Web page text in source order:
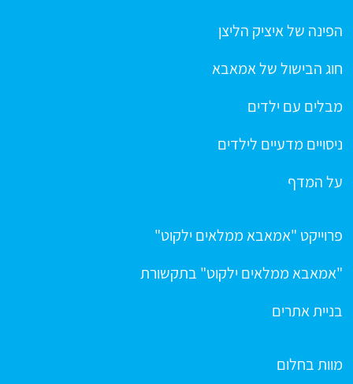
הפינה של איציק הליצן
חוג הבישול של אמאבא
מבלים עם ילדים
ניסויים מדעיים לילדים
על המדף
פרוייקט "אמאבא ממלאים ילקוט"
"אמאבא ממלאים ילקוט" בתקשורת
בניית אתרים
מוות בחלום